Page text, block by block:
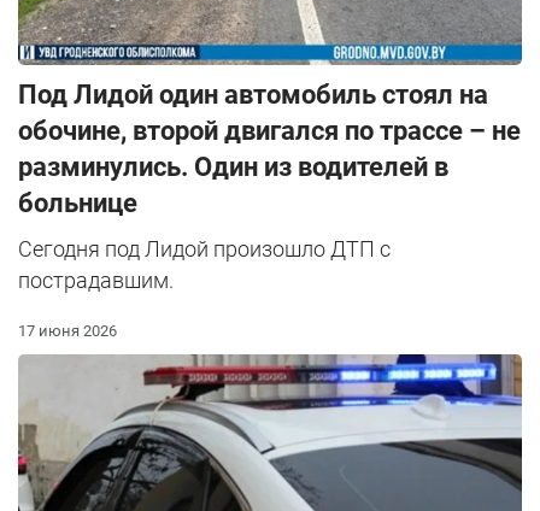
Под Лидой один автомобиль стоял на
обочине, второй двигался по трассе – не
разминулись. Один из водителей в
больнице
Сегодня под Лидой произошло ДТП с
пострадавшим.
17 июня 2026